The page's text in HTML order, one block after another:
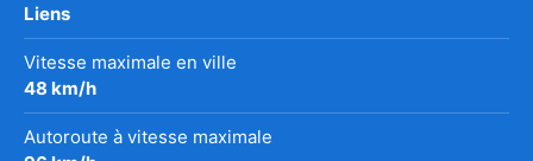
Liens
Vitesse maximale en ville
48 km/h
Autoroute à vitesse maximale